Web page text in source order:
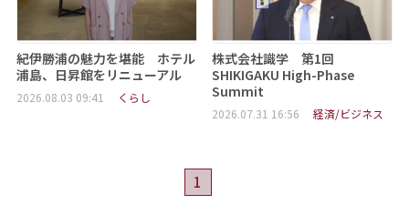
紀伊勝浦の魅力を堪能 ホテル
浦島、日昇館をリニューアル
2026.08.03 09:41 くらし
株式会社識学 第1回
SHIKIGAKU High-Phase
Summit
2026.07.31 16:56 経済/ビジネス
1